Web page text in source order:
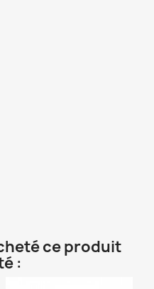
ce produit
: